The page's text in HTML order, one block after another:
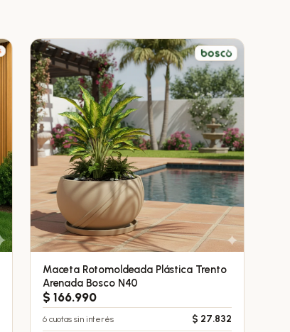
Maceta Rotomoldeada Plástica Trento
Arenada Bosco N40
$ 166.990
6 cuotas sin interés $ 27.832
Este
producto
tiene
múltiples